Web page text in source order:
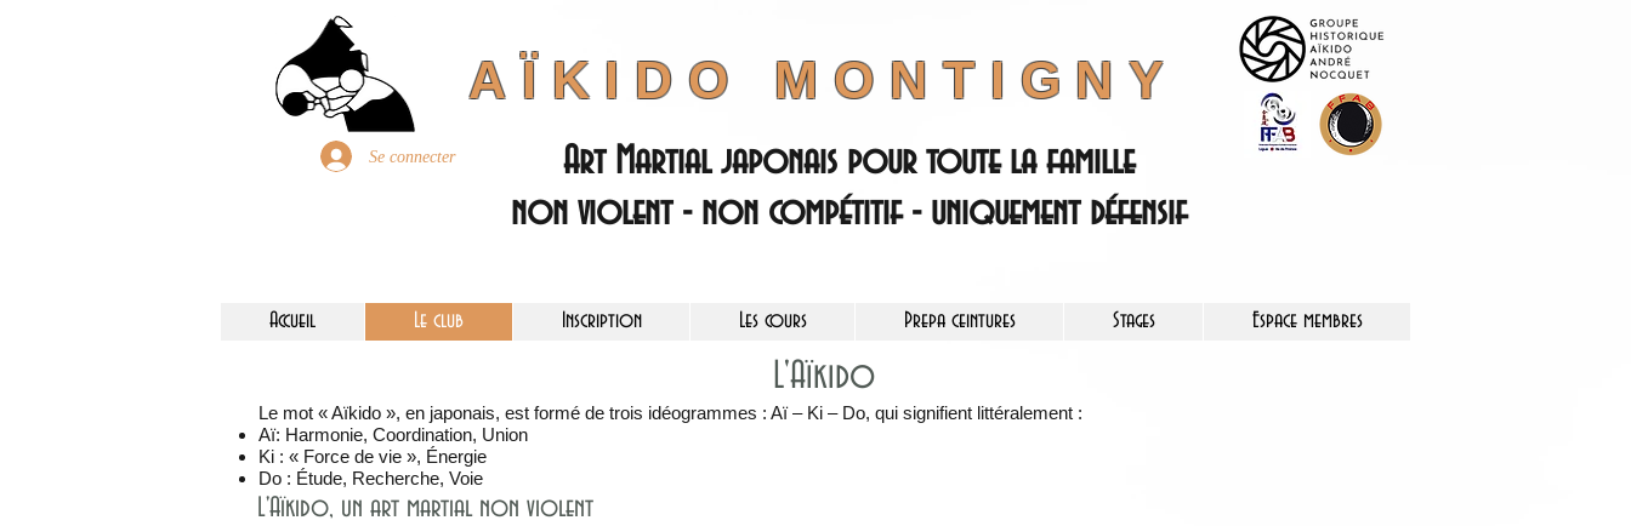
AÏKIDO MONTIGNY
Art Martial japonais pour toute la famille
non violent - non compétitif - uniquement défensif
Se connecter
Accueil Le club Inscription Les cours Prepa ceintures Stages Espace membres
L'Aïkido
Le mot « Aïkido », en japonais, est formé de trois idéogrammes : Aï – Ki – Do, qui signifient littéralement :
Aï: Harmonie, Coordination, Union
Ki : « Force de vie », Énergie
Do : Étude, Recherche, Voie
L'Aïkido, un art martial non violent